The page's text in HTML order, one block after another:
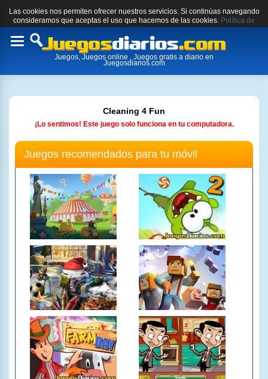
Las cookies nos permiten ofrecer nuestros servicios. Si continúas navegando
consideramos que aceptas el uso que hacemos de las cookies. Política de
cookies.
Toggle
Juegos, Juegos online , Juegos gratis a diario en
Juegosdiarios.com
Cleaning 4 Fun
¡Lo sentimos! Este juego solo funciona en tu computadora.
Juegos recomendados para tu móvil